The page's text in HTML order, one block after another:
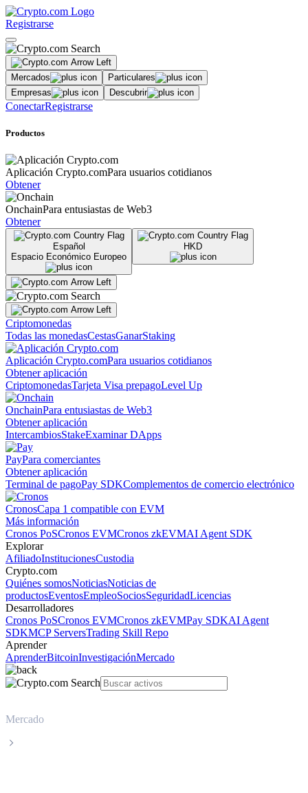
Registrarse
Mercados
Particulares
Empresas
Descubrir
ConectarRegistrarse
Productos
Aplicación Crypto.comPara usuarios cotidianos
Obtener
OnchainPara entusiastas de Web3
Obtener
Español
Espacio Económico Europeo
HKD
Criptomonedas
Todas las monedasCestasGanarStaking
Aplicación Crypto.comPara usuarios cotidianos
Obtener aplicación
CriptomonedasTarjeta Visa prepagoLevel Up
OnchainPara entusiastas de Web3
Obtener aplicación
IntercambiosStakeExaminar DApps
PayPara comerciantes
Obtener aplicación
Terminal de pagoPay SDKComplementos de comercio electrónico
CronosCapa 1 compatible con EVM
Más información
Cronos PoSCronos EVMCronos zkEVMAI Agent SDK
Explorar
AfiliadoInstitucionesCustodia
Crypto.com
Quiénes somosNoticiasNoticias de
productosEventosEmpleoSociosSeguridadLicencias
Desarrolladores
Cronos PoSCronos EVMCronos zkEVMPay SDKAI Agent
SDKMCP ServersTrading Skill Repo
Aprender
AprenderBitcoinInvestigaciónMercado
Mercado